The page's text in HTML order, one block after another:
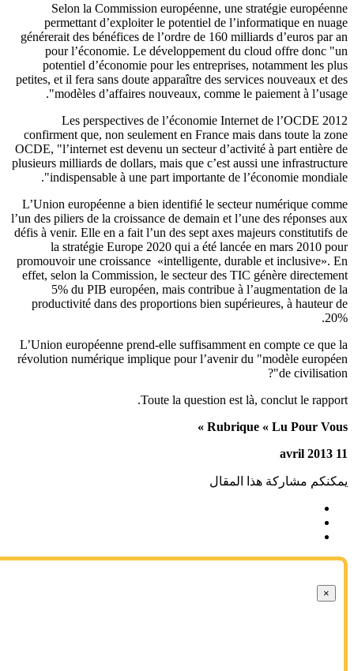
Selon la Commission européenne, une stratégie
permettant d’exploiter le potentiel de l’informatique en
générerait des bénéfices de l’ordre de 160 milliards d’euros par
pour l’économie. Le développement du cloud offre donc
potentiel d’économie pour les entreprises, notamment les
petites, et il fera sans doute apparaître des services nouveaux et
modèles d’affaires nouveaux, comme le paiement à
Les perspectives de l’économie Internet de l’OCDE
confirment que, non seulement en France mais dans toute la
OCDE, "l’internet est devenu un secteur d’activité à part entière
plusieurs milliards de dollars, mais que c’est aussi une
indispensable à une part importante de l’économie
L’Union européenne a bien identifié le secteur numérique
l’un des piliers de la croissance de demain et l’une des réponses
défis à venir. Elle en a fait l’un des sept axes majeurs constitutifs
la stratégie Europe 2020 qui a été lancée en mars 2010
promouvoir une croissance «intelligente, durable et inclusive».
effet, selon la Commission, le secteur des TIC génère
5% du PIB européen, mais contribue à l’augmentation
productivité dans des proportions bien supérieures, à hauteur
L’Union européenne prend-elle suffisamment en compte ce
révolution numérique implique pour l’avenir du "modèle
de
Toute la question est là, conclut le
Rubrique « Lu Pour
مشاركة هذا المقال